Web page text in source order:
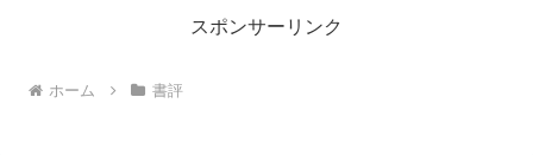
スポンサーリンク
ホーム 書評